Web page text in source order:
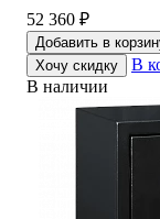
52 360 ₽
Добавить в
Хочу скидку
В
В наличии